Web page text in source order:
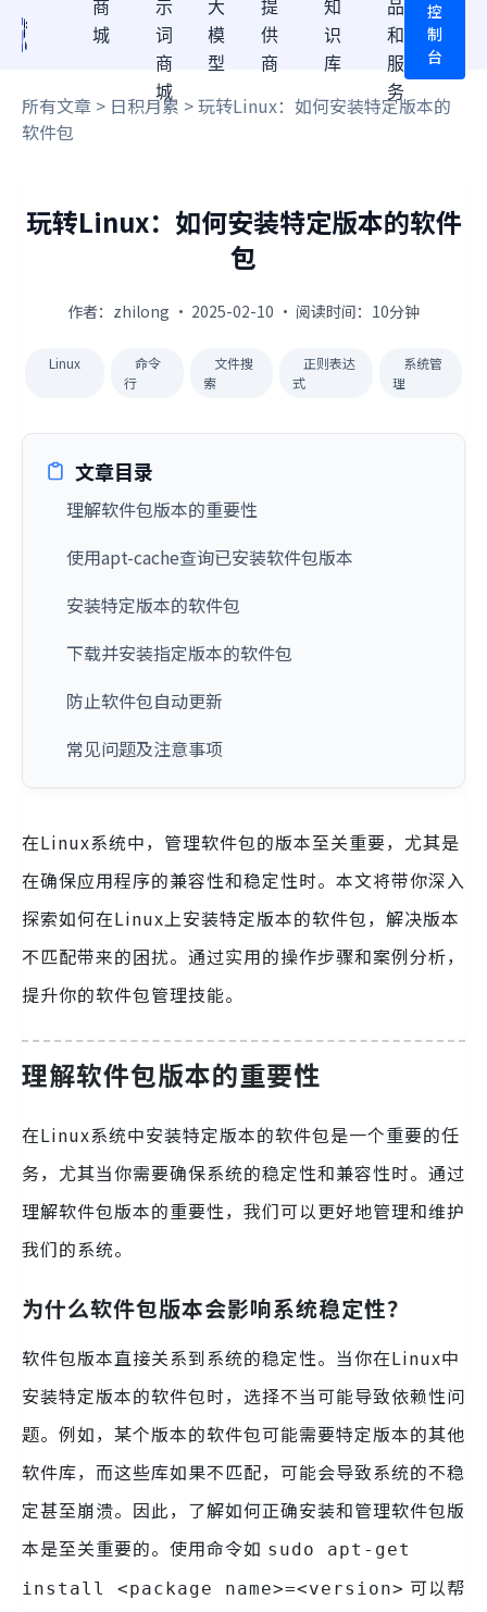
商
城
示
词
商
城
大
模
型
提
供
商
知
识
库
品
和
服
务
控
制
台
所有文章 > 日积月累 > 玩转Linux：如何安装特定版本的
软件包
玩转Linux：如何安装特定版本的软件
包
作者：zhilong · 2025-02-10 · 阅读时间：10分钟
Linux
命令
行
文件搜
索
正则表达
式
系统管
理
文章目录
理解软件包版本的重要性
使用apt-cache查询已安装软件包版本
安装特定版本的软件包
下载并安装指定版本的软件包
防止软件包自动更新
常见问题及注意事项
在Linux系统中，管理软件包的版本至关重要，尤其是
在确保应用程序的兼容性和稳定性时。本文将带你深入
探索如何在Linux上安装特定版本的软件包，解决版本
不匹配带来的困扰。通过实用的操作步骤和案例分析，
提升你的软件包管理技能。
理解软件包版本的重要性
在Linux系统中安装特定版本的软件包是一个重要的任
务，尤其当你需要确保系统的稳定性和兼容性时。通过
理解软件包版本的重要性，我们可以更好地管理和维护
我们的系统。
为什么软件包版本会影响系统稳定性？
软件包版本直接关系到系统的稳定性。当你在Linux中
安装特定版本的软件包时，选择不当可能导致依赖性问
题。例如，某个版本的软件包可能需要特定版本的其他
软件库，而这些库如果不匹配，可能会导致系统的不稳
定甚至崩溃。因此，了解如何正确安装和管理软件包版
本是至关重要的。使用命令如 sudo apt-get
install <package name>=<version> 可以帮